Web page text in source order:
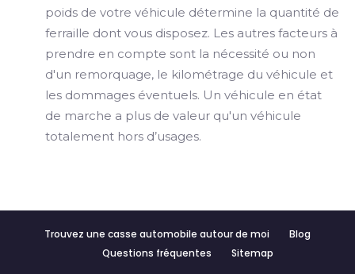
poids de votre véhicule détermine la quantité de
ferraille dont vous disposez. Les autres facteurs à
prendre en compte sont la nécessité ou non
d'un remorquage, le kilométrage du véhicule et
les dommages éventuels. Un véhicule en état
de marche a plus de valeur qu'un véhicule
totalement hors d’usages.
Trouvez une casse automobile autour de moi
Blog
Questions fréquentes
Sitemap